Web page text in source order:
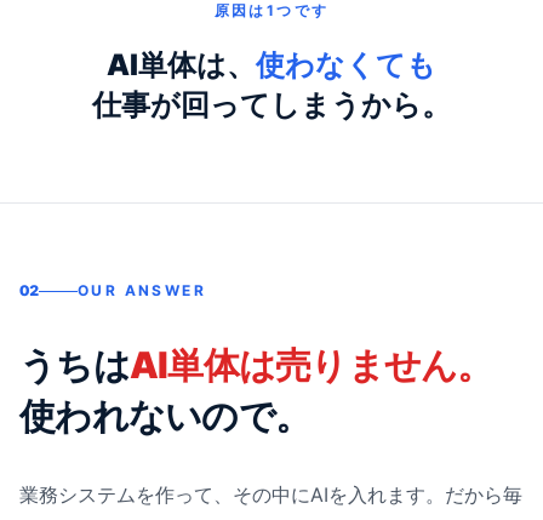
原因は1つです
AI単体は、使わなくても
仕事が回ってしまうから。
02 OUR ANSWER
うちはAI単体は売りません。
使われないので。
業務システムを作って、その中にAIを入れます。だから毎